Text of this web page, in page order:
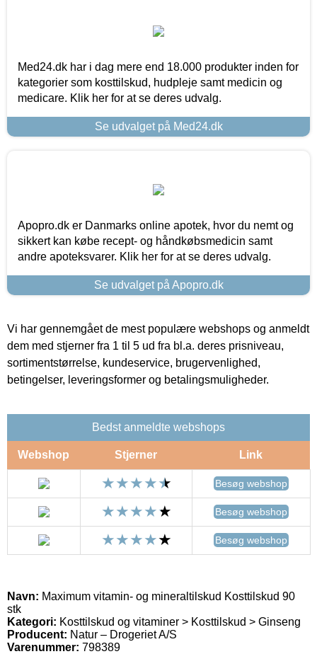
Med24.dk har i dag mere end 18.000 produkter inden for
kategorier som kosttilskud, hudpleje samt medicin og
medicare. Klik her for at se deres udvalg.
Se udvalget på Med24.dk
Apopro.dk er Danmarks online apotek, hvor du nemt og
sikkert kan købe recept- og håndkøbsmedicin samt
andre apoteksvarer. Klik her for at se deres udvalg.
Se udvalget på Apopro.dk
Vi har gennemgået de mest populære webshops og anmeldt
dem med stjerner fra 1 til 5 ud fra bl.a. deres prisniveau,
sortimentstørrelse, kundeservice, brugervenlighed,
betingelser, leveringsformer og betalingsmuligheder.
Bedst anmeldte webshops
Webshop Stjerner Link
Besøg webshop
Besøg webshop
Besøg webshop
Navn: Maximum vitamin- og mineraltilskud Kosttilskud 90
stk
Kategori: Kosttilskud og vitaminer > Kosttilskud > Ginseng
Producent: Natur – Drogeriet A/S
Varenummer: 798389